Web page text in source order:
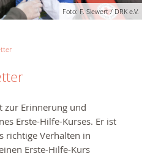
Foto: F. Siewert / DRK e.V.
zur Erinnerung und
Erste-Hilfe-Kurses. Er ist
richtige Verhalten in
Erste-Hilfe-Kurs